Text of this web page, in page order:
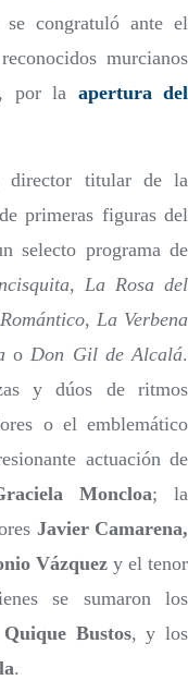
congratuló ante el
murcianos
, por la apertura del
director titular de la
primeras figuras del
selecto programa de
, La Rosa del
, La Verbena
o Don Gil de Alcalá.
y dúos de ritmos
o el emblemático
actuación de
Moncloa; la
Javier Camarena,
Vázquezy el tenor
se sumaron los
Bustos, y los
.